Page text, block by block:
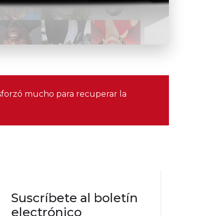
mucho para recuperar la
Suscríbete al boletín
electrónico